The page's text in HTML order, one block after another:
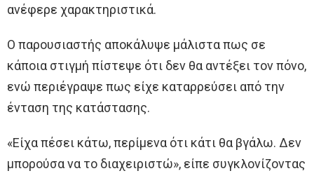
ανέφερε χαρακτηριστικά.
Ο παρουσιαστής αποκάλυψε μάλιστα πως σε
κάποια στιγμή πίστεψε ότι δεν θα αντέξει τον πόνο,
ενώ περιέγραψε πως είχε καταρρεύσει από την
ένταση της κατάστασης.
«Είχα πέσει κάτω, περίμενα ότι κάτι θα βγάλω. Δεν
μπορούσα να το διαχειριστώ», είπε συγκλονίζοντας